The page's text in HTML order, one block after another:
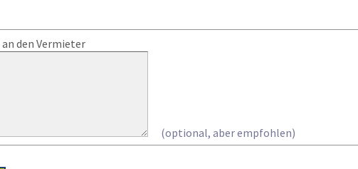
an den Vermieter
(optional, aber empfohlen)